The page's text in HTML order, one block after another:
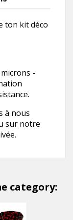
ton kit déco
-
à nous
sur notre
category: